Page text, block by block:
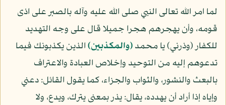
لما امر الله تعالى النبي صلى الله عليه وآله بالصبر على اذى
قومه، وأن يهجرهم هجرا جميلا قال على وجه التهديد
للكفار (وذرني) يا محمد(والمكذبين)الذين يكذبونك فيما
تدعوهم إليه من التوحيد وإخلاص العبادة والاعتراف
بالبعث والنشور، والثواب والجزاء، كما يقول القائل: دعني
وإياه إذا أراد أن يهدده، يقال: يذر بمعنى يترك، ويدع، ولا